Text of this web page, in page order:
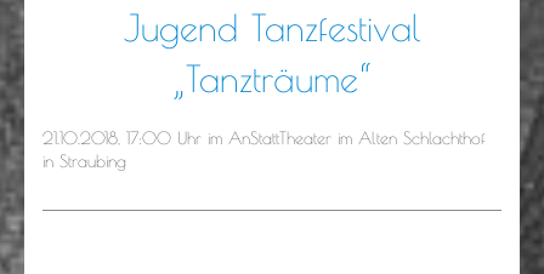
Jugend Tanzfestival
„Tanzträume“
21.10.2018, 17:00 Uhr im AnStattTheater im Alten Schlachthof
in Straubing